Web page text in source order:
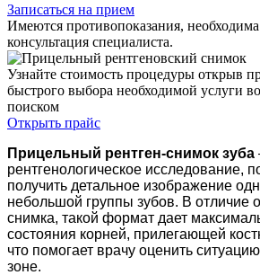
Записаться на прием
Имеются противопоказания, необходима
консультация специалиста.
Узнайте стоимость процедуры открыв
быстрого выбора необходимой услуги
поиском
Открыть прайс
Прицельный рентген-снимок зуба
рентгенологическое исследование,
получить детальное изображение
небольшой группы зубов. В отличие
снимка, такой формат дает
состояния корней, прилегающей
что помогает врачу оценить
зоне.